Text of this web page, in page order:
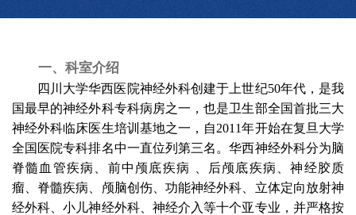
一、科室介绍
四川大学华西医院神经外科创建于上世纪50年代，是我
国最早的神经外科专科病房之一，也是卫生部全国首批三大
神经外科临床医生培训基地之一，自2011年开始在复旦大学
全国医院专科排名中一直位列第三名。华西神经外科分为脑
脊髓血管疾病、前中颅底疾病 、后颅底疾病、神经胶质
瘤、脊髓疾病、颅脑创伤、功能神经外科、立体定向放射神
经外科、小儿神经外科、神经介入等十个亚专业，并严格按